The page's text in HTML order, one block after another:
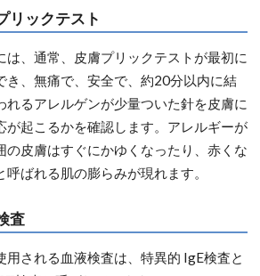
リックテスト
は、通常、皮膚プリックテストが最初に
き、無痛で、安全で、約20分以内に結
れるアレルゲンが少量ついた針を皮膚に
が起こるかを確認します。アレルギーが
の皮膚はすぐにかゆくなったり、赤くな
ばれる肌の膨らみが現れます。
査
用される血液検査は、特異的 IgE検査と